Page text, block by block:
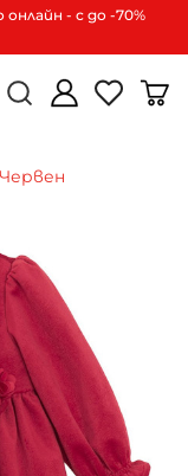
- с до -70%